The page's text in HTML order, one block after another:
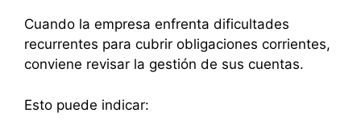
Cuando la empresa enfrenta dificultades
recurrentes para cubrir obligaciones corrientes,
conviene revisar la gestión de sus cuentas.
Esto puede indicar: